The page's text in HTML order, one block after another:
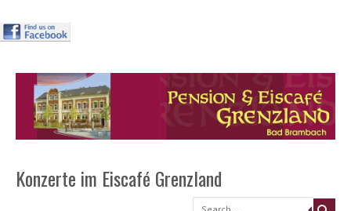
Konzerte im Eiscafé Grenzland
Search